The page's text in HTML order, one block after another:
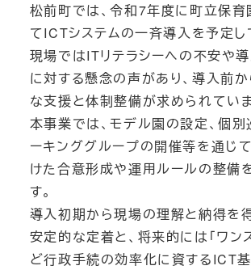
松前町では、令和7年度に町立保
てICTシステムの一斉導入を予定し
現場ではITリテラシーへの不安や
に対する懸念の声があり、導入前
な支援と体制整備が求められていま
本事業では、モデル園の設定、個別
ーキンググループの開催等を通じ
けた合意形成や運用ルールの整備
す。
導入初期から現場の理解と納得を得
安定的な定着と、将来的には「ワン
ど行政手続の効率化に資するICT